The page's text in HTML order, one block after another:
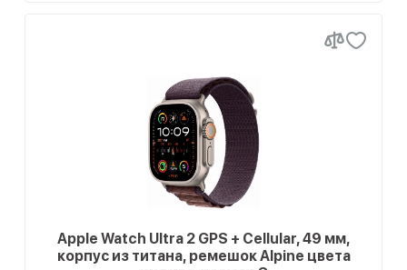
Apple Watch Ultra 2 GPS + Cellular, 49 мм,
корпус из титана, ремешок Alpine цвета